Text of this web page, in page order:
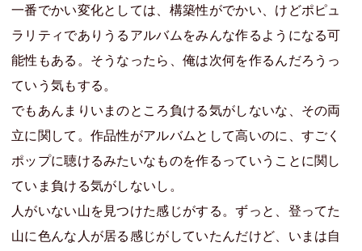
一番でかい変化としては、構築性がでかい、けどポピュ
ラリティでありうるアルバムをみんな作るようになる可
能性もある。そうなったら、俺は次何を作るんだろうっ
ていう気もする。
でもあんまりいまのところ負ける気がしないな、その両
立に関して。作品性がアルバムとして高いのに、すごく
ポップに聴けるみたいなものを作るっていうことに関し
ていま負ける気がしないし。
人がいない山を見つけた感じがする。ずっと、登ってた
山に色んな人が居る感じがしていたんだけど、いまは自